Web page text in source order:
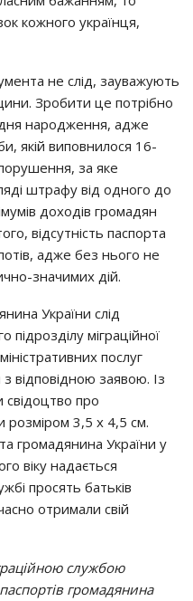
кожного українця,
не слід, зауважують
Зробити це потрібно
дня народження, адже
якій виповнилося 16-
за яке
штрафу від одного до
доходів громадян
відсутність паспорта
адже без нього не
значимих дій.
України слід
міграційної
послуг
відповідною заявою. Із
свідоцтво про
розміром 3,5 х 4,5 см.
громадянина України у
віку надається
просять батьків
отримали свій
службою
громадянина